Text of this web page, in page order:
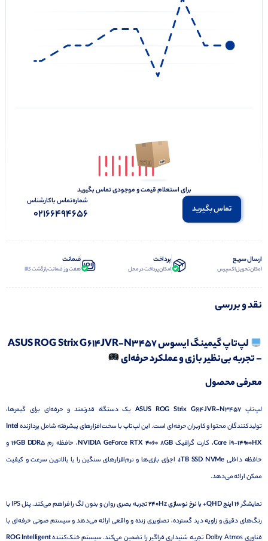
برای استعلام قیمت و موجودی تماس بگیرید
تماس بگیرید
شماره‌تماس‌ با‌کارشناس
02166494656
ارسال سریع
امکان تحویل اکسپرس
پرداخت
امکان پرداخت در محل
ضمانت
هفت روز ضمانت بازگشت کالا
نقد و بررسی
لپ‌تاپ گیمینگ ایسوس ASUS ROG Strix G614JVR-N3457
– تجربه بی‌نظیر بازی و عملکرد حرفه‌ای
معرفی محصول
لپ‌تاپ ASUS ROG Strix G614JVR-N3457 یک دستگاه قدرتمند و حرفه‌ای برای گیمرها،
تولیدکنندگان محتوا و کاربران حرفه‌ای است. این لپ‌تاپ با سخت‌افزارهای پیشرفته شامل پردازندهIntel
Core i9-14900HX، کارت گرافیکNVIDIA GeForce RTX 4060 8GB، حافظه رم 16GB DDR5 و
حافظه داخلی 1TB SSD NVMe، اجرای بازی‌ها و نرم‌افزارهای سنگین را با بالاترین سرعت و کیفیت
ممکن ارائه می‌دهد.
نمایشگر16 اینچ QHD+ با نرخ نوسازی 240Hz
تجربه بصری روان و بدون لگ را فراهم می‌کند. پنل IPS با
رنگ‌های دقیق و زاویه دید گسترده، تصاویری زنده و واقعی ارائه می‌دهد و سیستم صوتی حرفه‌ای با
فناوری Dolby Atmos تجربه شنیداری فراگیر را تضمین می‌کند. سیستم خنک‌کننده
ROG Intelligent